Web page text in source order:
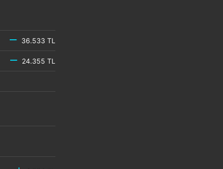
36.533 TL
24.355 TL